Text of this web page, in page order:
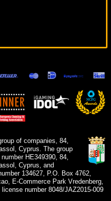
of companies, 84,
Cyprus. The group
HE349390, 84,
Cyprus, and
134627, P.O. Box 4762,
E-Commerce Park Vredenberg,
number 8048/JAZ2015-009